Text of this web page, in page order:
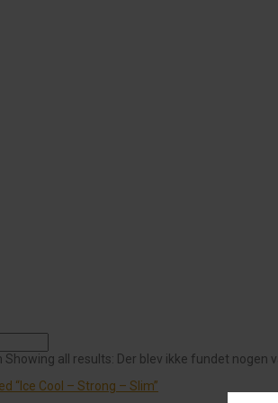
Showing all results: Der blev ikke fundet nogen
“Ice Cool – Strong – Slim”